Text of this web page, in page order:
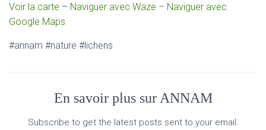
Voir la carte – Naviguer avec Waze – Naviguer avec
Google Maps
#annam #nature #lichens
En savoir plus sur ANNAM
Subscribe to get the latest posts sent to your email.